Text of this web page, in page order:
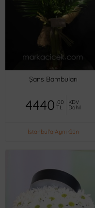
Şans Bambuları
4440 ,00
TL
KDV
Dahil
İstanbul'a Aynı Gün